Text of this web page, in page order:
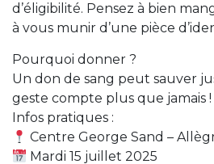
d’éligibilité. Pensez à bien
à vous munir d’une pièce
Pourquoi donner ?
Un don de sang peut sauver
geste compte plus que jamais !
Infos pratiques :
Centre George Sand –
Mardi 15 juillet 2025